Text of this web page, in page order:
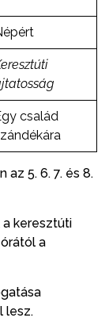
család
5. 6. 7. és 8.
keresztúti
a
lesz.